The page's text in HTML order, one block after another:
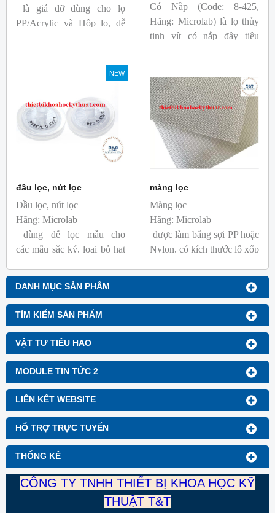
DANH MỤC SẢN PHẨM
TÌM KIẾM SẢN PHẨM
VẬT TƯ TIÊU HAO
MODULE TIN TỨC 2
LIÊN KẾT WEBSITE
HỔ TRỢ TRỰC TUYẾN
THỐNG KÊ
là giá đỡ dùng cho lọ
PP/Acrylic và Hộp lọ, dễ
Có Nắp (Code: 8-425,
Hãng: Microlab) là lọ thủy
tinh vít có nắp đậy tiêu
tích HPLC và GC. Tương
thích với Bộ lấy mẫu tự
động của Agilent,
Shimadzu và Waters.
NEW
đầu lọc, nút lọc
Đầu lọc, nút lọc
Hãng: Microlab
dùng để lọc mẫu cho
các mẫu sắc ký, loại bỏ hạt
nhiều hạt.
màng lọc
Màng lọc
Hãng: Microlab
được làm bằng sợi PP hoặc
Nylon, có kích thước lỗ xốp
lọc. Do khả năng tương
thích hóa học tốt, các bộ lọc
lưới rất lý tưởng để loại bỏ
và thu hồi các loại chất rắn
lơ lửng lớn khác nhau khỏi
các dung dịch.
CÔNG TY TNHH THIẾT BỊ KHOA HỌC KỸ
THUẬT T&T